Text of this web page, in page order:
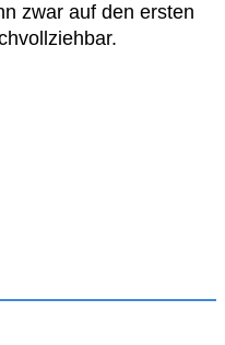
zwar auf den ersten